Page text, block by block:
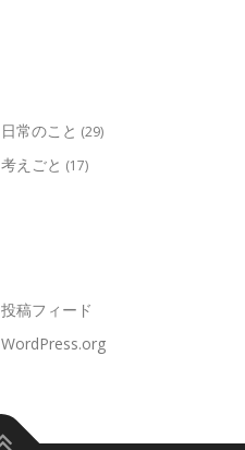
日常のこと (29)
考えごと (17)
投稿フィード
WordPress.org